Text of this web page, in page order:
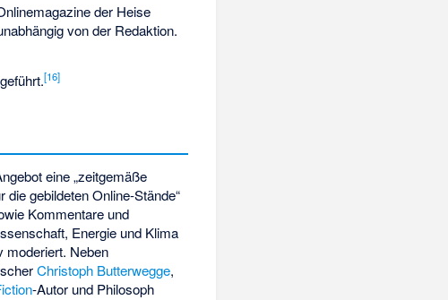
der Heise
von der Redaktion.
[16]
eine „zeitgemäße
gebildeten Online-Stände“
Kommentare und
Energie und Klima
moderiert. Neben
Christoph Butterwegge,
-Autor und Philosoph